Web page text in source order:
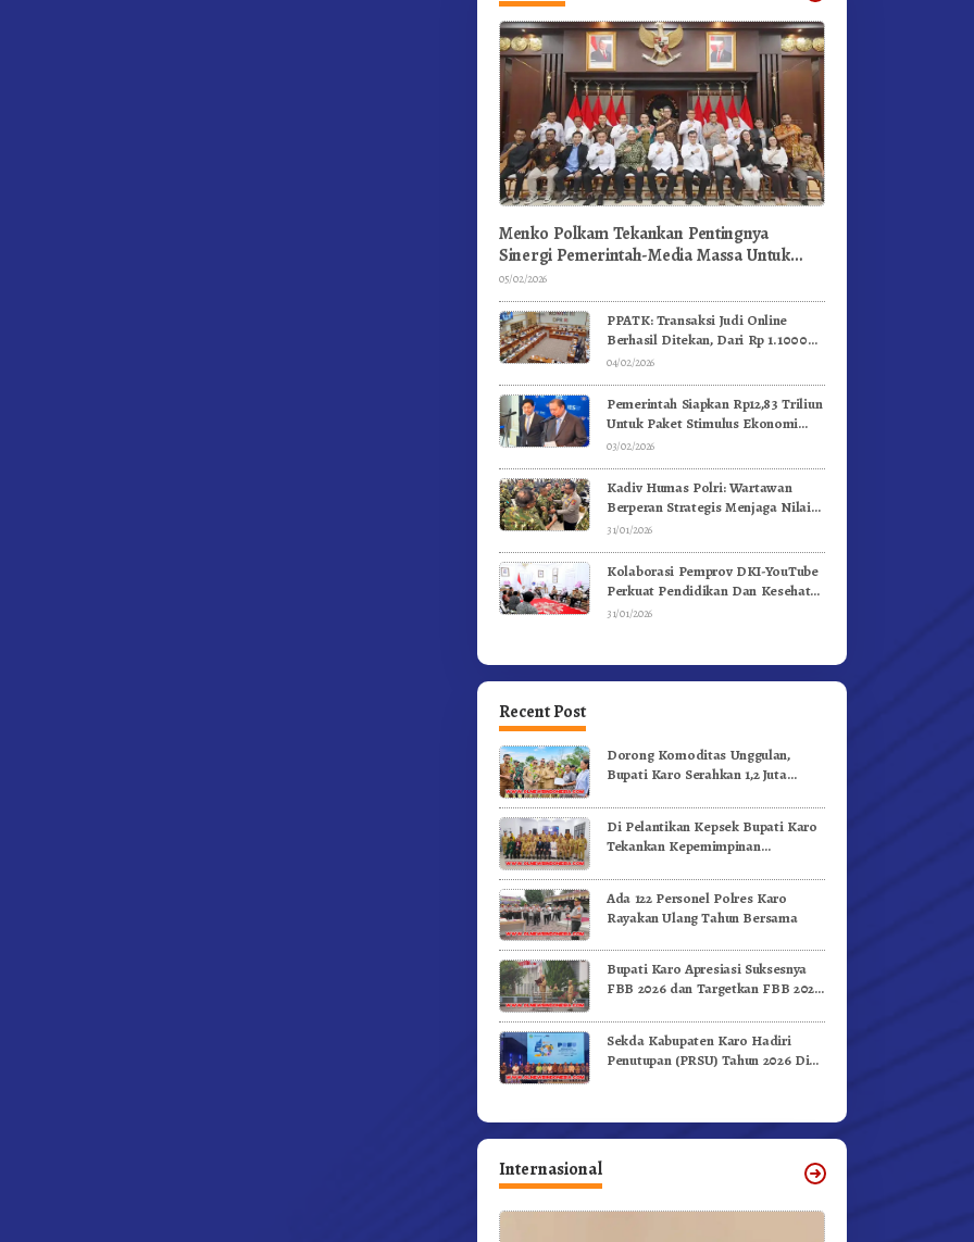
Menko Polkam Tekankan Pentingnya
Sinergi Pemerintah-Media Massa Untuk
Jaga Stabilitas Bangsa
05/02/2026
PPATK: Transaksi Judi Online
Berhasil Ditekan, Dari Rp 1.1000
Triliun Menjadi Rp 268 Triliun
04/02/2026
Pemerintah Siapkan Rp12,83 Triliun
Untuk Paket Stimulus Ekonomi
Kuartal I-2026
03/02/2026
Kadiv Humas Polri: Wartawan
Berperan Strategis Menjaga Nilai
Kebangsaan, Demokrasi, dan NKRI
31/01/2026
Kolaborasi Pemprov DKI-YouTube
Perkuat Pendidikan Dan Kesehatan
Mental
31/01/2026
Recent Post
Dorong Komoditas Unggulan,
Bupati Karo Serahkan 1,2 Juta
Di Pelantikan Kepsek Bupati Karo
Tekankan Kepemimpinan
Pendidikan
Ada 122 Personel Polres Karo
Rayakan Ulang Tahun Bersama
Bupati Karo Apresiasi Suksesnya
FBB 2026 dan Targetkan FBB 2027
Sekda Kabupaten Karo Hadiri
Penutupan (PRSU) Tahun 2026 Di
Internasional